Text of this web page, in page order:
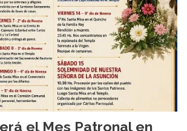
el Mes Patronal en